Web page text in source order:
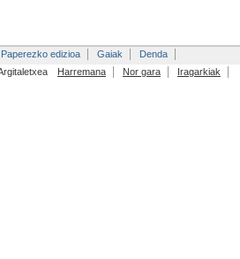
Paperezko edizioa Gaiak
Denda
Harremana Nor gara Iragarkiak